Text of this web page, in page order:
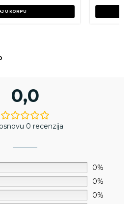
U KORPU
0,0
0 recenzija
0%
0%
0%